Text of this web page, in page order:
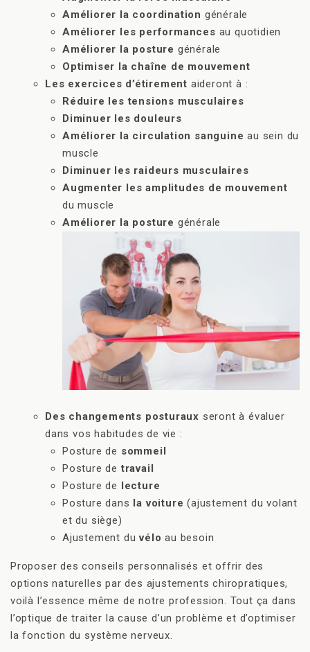
Améliorer la coordination générale
Améliorer les performances au quotidien
Améliorer la posture générale
Optimiser la chaîne de mouvement
Les exercices d’étirement aideront à :
Réduire les tensions musculaires
Diminuer les douleurs
Améliorer la circulation sanguine au sein du
muscle
Diminuer les raideurs musculaires
Augmenter les amplitudes de mouvement
du muscle
Améliorer la posture générale
Des changements posturaux seront à évaluer
dans vos habitudes de vie :
Posture de sommeil
Posture detravail
Posture de lecture
Posture dans la voiture (ajustement du volant
et du siège)
Ajustement duvélo au besoin
Proposer des conseils personnalisés et offrir des
options naturelles par des ajustements chiropratiques,
voilà l’essence même de notre profession. Tout ça dans
l’optique de traiter la cause d’un problème et d’optimiser
la fonction du système nerveux.